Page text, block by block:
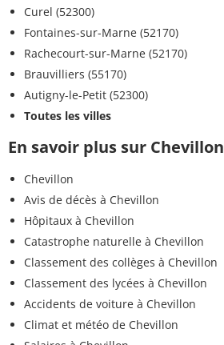
Curel (52300)
Fontaines-sur-Marne (52170)
Rachecourt-sur-Marne (52170)
Brauvilliers (55170)
Autigny-le-Petit (52300)
Toutes les villes
En savoir plus sur Chevillon
Chevillon
Avis de décès à Chevillon
Hôpitaux à Chevillon
Catastrophe naturelle à Chevillon
Classement des collèges à Chevillon
Classement des lycées à Chevillon
Accidents de voiture à Chevillon
Climat et météo de Chevillon